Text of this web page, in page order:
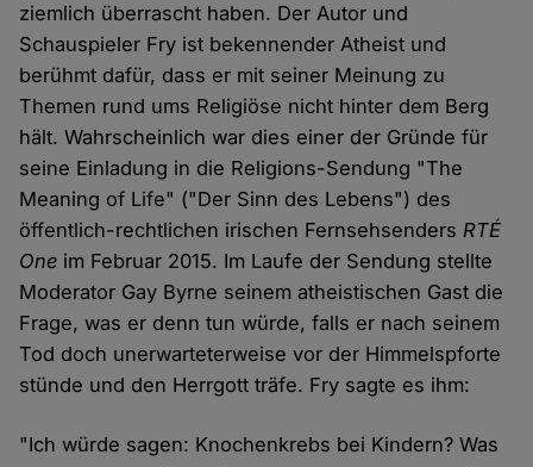
ziemlich überrascht haben. Der Autor und
Schauspieler Fry ist bekennender Atheist und
berühmt dafür, dass er mit seiner Meinung zu
Themen rund ums Religiöse nicht hinter dem Berg
hält. Wahrscheinlich war dies einer der Gründe für
seine Einladung in die Religions-Sendung "The
Meaning of Life" ("Der Sinn des Lebens") des
öffentlich-rechtlichen irischen FernsehsendersRTÉ
One im Februar 2015. Im Laufe der Sendung stellte
Moderator Gay Byrne seinem atheistischen Gast die
Frage, was er denn tun würde, falls er nach seinem
Tod doch unerwarteterweise vor der Himmelspforte
stünde und den Herrgott träfe. Fry sagte es ihm:
"Ich würde sagen: Knochenkrebs bei Kindern? Was